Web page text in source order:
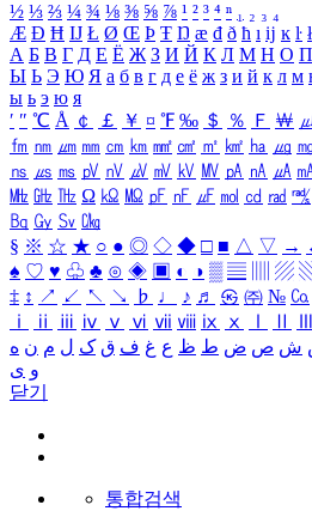
½ ⅓ ⅔ ¼ ¾ ⅛ ⅜ ⅝ ⅞ ¹ ² ³ ⁴ ⁿ ₁ ₂ ₃ ₄
Æ Ð Ħ Ĳ Ł Ø Œ Þ Ŧ Ŋ æ đ ð ħ ı ĳ ĸ ŀ ł
А Б В Г Д Е Ё Ж З И Й К Л М Н О П
Ы Ь Э Ю Я а б в г д е ё ж з и й к л м
ы ь э ю я
′ ″ ℃ Å ￠ ￡ ￥ ¤ ℉ ‰ ＄ ％ Ｆ ￦
㎙ ㎚ ㎛ ㎜ ㎝ ㎞ ㎟ ㎠ ㎡ ㎢ ㏊ ㎍
㎱ ㎲ ㎳ ㎴ ㎵ ㎶ ㎷ ㎸ ㎹ ㎀ ㎁ ㎂
㎒ ㎓ ㎔ Ω ㏀ ㏁ ㎊ ㎋ ㎌ ㏖ ㏅ ㎭ ㎮
㏃ ㏉ ㏜ ㏆
§ ※ ☆ ★ ○ ● ◎ ◇ ◆ □ ■ △ ▽ →
♠ ♡ ♥ ♧ ♣ ⊙ ◈ ▣ ◐ ◑ ▒ ▤ ▨
‡ ↕ ↗ ↙ ↖ ↘ ♭ ♩ ♪ ♬ ㉿ ㈜ № ㏇
ⅰ
ⅱ ⅲ ⅳ ⅴ ⅵ ⅶ ⅷ ⅸ ⅹ
ش ص ض ط ظ ع غ ف ق ک ل م ن ه
و ی
닫기
통합검색